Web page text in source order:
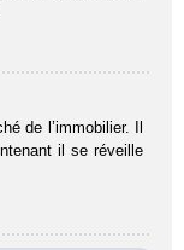
de l’immobilier. Il
il se réveille